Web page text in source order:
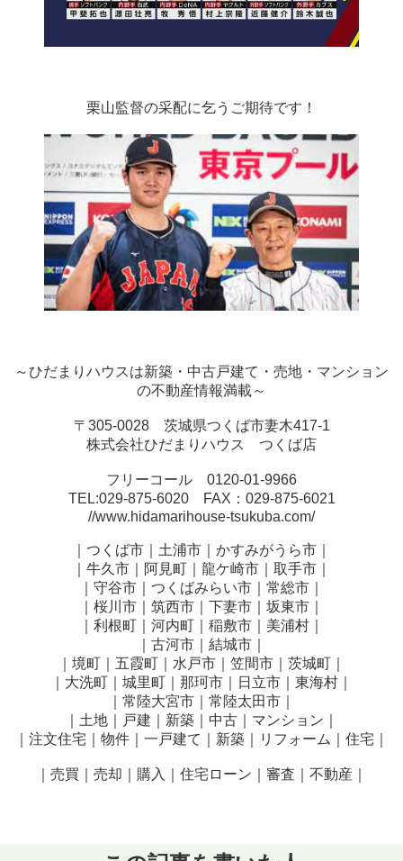
栗山監督の采配に乞うご期待です！
～ひだまりハウスは新築・中古戸建て・売地・マンション
の不動産情報満載～
〒305-0028 茨城県つくば市妻木417-1
株式会社ひだまりハウス つくば店
フリーコール 0120-01-9966
TEL:029-875-6020 FAX：029-875-6021
//www.hidamarihouse-tsukuba.com/
｜つくば市｜土浦市｜かすみがうら市｜
｜牛久市｜阿見町｜龍ケ崎市｜取手市｜
｜守谷市｜つくばみらい市｜常総市｜
｜桜川市｜筑西市｜下妻市｜坂東市｜
｜利根町｜河内町｜稲敷市｜美浦村｜
｜古河市｜結城市｜
｜境町｜五霞町｜水戸市｜笠間市｜茨城町｜
｜大洗町｜城里町｜那珂市｜日立市｜東海村｜
｜常陸大宮市｜常陸太田市｜
｜土地｜戸建｜新築｜中古｜マンション｜
｜注文住宅｜物件｜一戸建て｜新築｜リフォーム｜住宅｜
｜売買｜売却｜購入｜住宅ローン｜審査｜不動産｜